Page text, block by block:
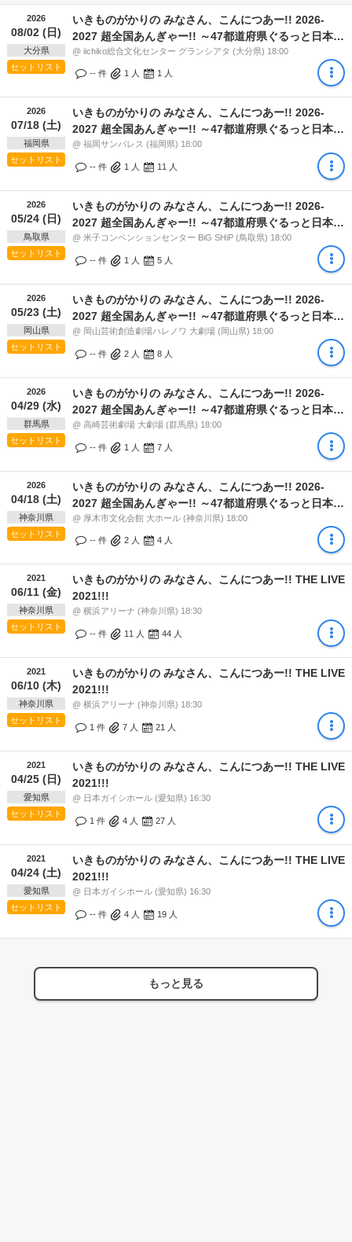
2026
08/02 (日)
大分県
セットリスト
いきものがかりの みなさん、こんにつあー!! 2026-
2027 超全国あんぎゃー!! ～47都道府県ぐるっと日本一
周しまSHOW!!～
@ iichiko総合文化センター グランシアタ (大分県) 18:00
-- 件 1 人 1 人
2026
07/18 (土)
福岡県
セットリスト
いきものがかりの みなさん、こんにつあー!! 2026-
2027 超全国あんぎゃー!! ～47都道府県ぐるっと日本一
周しまSHOW!!～
@ 福岡サンパレス (福岡県) 18:00
-- 件 1 人 11 人
2026
05/24 (日)
鳥取県
セットリスト
いきものがかりの みなさん、こんにつあー!! 2026-
2027 超全国あんぎゃー!! ～47都道府県ぐるっと日本一
周しまSHOW!!～
@ 米子コンベンションセンター BiG SHiP (鳥取県) 18:00
-- 件 1 人 5 人
2026
05/23 (土)
岡山県
セットリスト
いきものがかりの みなさん、こんにつあー!! 2026-
2027 超全国あんぎゃー!! ～47都道府県ぐるっと日本一
周しまSHOW!!～
@ 岡山芸術創造劇場ハレノワ 大劇場 (岡山県) 18:00
-- 件 2 人 8 人
2026
04/29 (水)
群馬県
セットリスト
いきものがかりの みなさん、こんにつあー!! 2026-
2027 超全国あんぎゃー!! ～47都道府県ぐるっと日本一
周しまSHOW!!～
@ 高崎芸術劇場 大劇場 (群馬県) 18:00
-- 件 1 人 7 人
2026
04/18 (土)
神奈川県
セットリスト
いきものがかりの みなさん、こんにつあー!! 2026-
2027 超全国あんぎゃー!! ～47都道府県ぐるっと日本一
周しまSHOW!!～
@ 厚木市文化会館 大ホール (神奈川県) 18:00
-- 件 2 人 4 人
2021
06/11 (金)
神奈川県
セットリスト
いきものがかりの みなさん、こんにつあー!! THE LIVE
2021!!!
@ 横浜アリーナ (神奈川県) 18:30
-- 件 11 人 44 人
2021
06/10 (木)
神奈川県
セットリスト
いきものがかりの みなさん、こんにつあー!! THE LIVE
2021!!!
@ 横浜アリーナ (神奈川県) 18:30
1 件 7 人 21 人
2021
04/25 (日)
愛知県
セットリスト
いきものがかりの みなさん、こんにつあー!! THE LIVE
2021!!!
@ 日本ガイシホール (愛知県) 16:30
1 件 4 人 27 人
2021
04/24 (土)
愛知県
セットリスト
いきものがかりの みなさん、こんにつあー!! THE LIVE
2021!!!
@ 日本ガイシホール (愛知県) 16:30
-- 件 4 人 19 人
もっと見る